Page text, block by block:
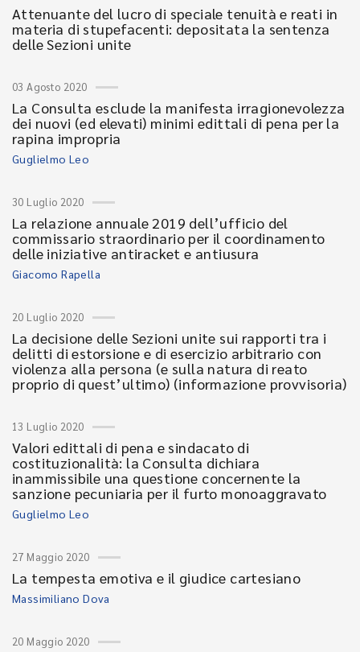
Attenuante del lucro di speciale tenuità e reati in
materia di stupefacenti: depositata la sentenza
delle Sezioni unite
03 Agosto 2020
La Consulta esclude la manifesta irragionevolezza
dei nuovi (ed elevati) minimi edittali di pena per la
rapina impropria
Guglielmo Leo
30 Luglio 2020
La relazione annuale 2019 dell’ufficio del
commissario straordinario per il coordinamento
delle iniziative antiracket e antiusura
Giacomo Rapella
20 Luglio 2020
La decisione delle Sezioni unite sui rapporti tra i
delitti di estorsione e di esercizio arbitrario con
violenza alla persona (e sulla natura di reato
proprio di quest’ultimo) (informazione provvisoria)
13 Luglio 2020
Valori edittali di pena e sindacato di
costituzionalità: la Consulta dichiara
inammissibile una questione concernente la
sanzione pecuniaria per il furto monoaggravato
Guglielmo Leo
27 Maggio 2020
La tempesta emotiva e il giudice cartesiano
Massimiliano Dova
20 Maggio 2020